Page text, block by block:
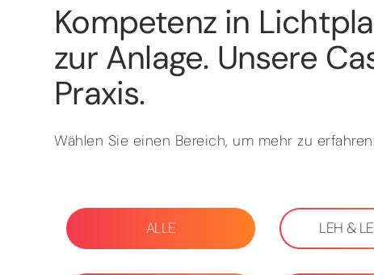
Kompetenz in
zur Anlage. Unsere
Praxis.
Wählen Sie einen Bereich, um mehr zu
ALLE LEH &